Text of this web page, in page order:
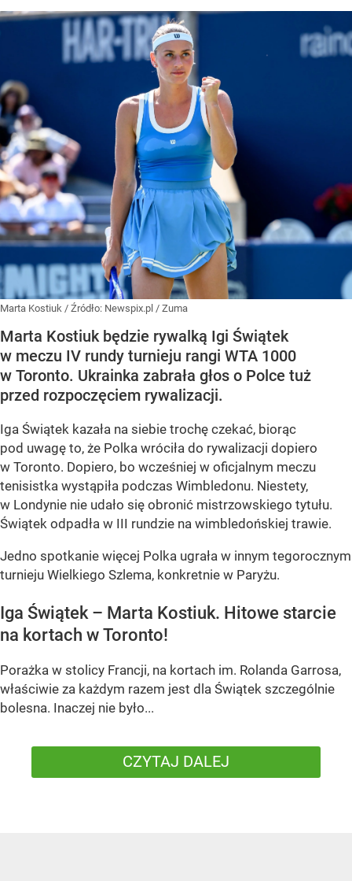
Marta Kostiuk / Źródło: Newspix.pl / Zuma
Marta Kostiuk będzie rywalką Igi Świątek
w meczu IV rundy turnieju rangi WTA 1000
w Toronto. Ukrainka zabrała głos o Polce tuż
przed rozpoczęciem rywalizacji.
Iga Świątek kazała na siebie trochę czekać, biorąc
pod uwagę to, że Polka wróciła do rywalizacji dopiero
w Toronto. Dopiero, bo wcześniej w oficjalnym meczu
tenisistka wystąpiła podczas Wimbledonu. Niestety,
w Londynie nie udało się obronić mistrzowskiego tytułu.
Świątek odpadła w III rundzie na wimbledońskiej trawie.
Jedno spotkanie więcej Polka ugrała w innym tegorocznym
turnieju Wielkiego Szlema, konkretnie w Paryżu.
Iga Świątek – Marta Kostiuk. Hitowe starcie
na kortach w Toronto!
Porażka w stolicy Francji, na kortach im. Rolanda Garrosa,
właściwie za każdym razem jest dla Świątek szczególnie
bolesna. Inaczej nie było...
CZYTAJ DALEJ